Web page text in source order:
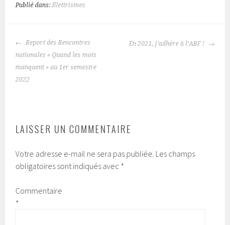
Publié dans:Illettrismes
NAVIGATION
DES
ARTICLES
Report des Rencontres
nationales « Quand les mots
manquent » au 1er semestre
2022
En 2021, j’adhère à l’ABF !
LAISSER UN COMMENTAIRE
Votre adresse e-mail ne sera pas publiée. Les champs
obligatoires sont indiqués avec *
Commentaire
*